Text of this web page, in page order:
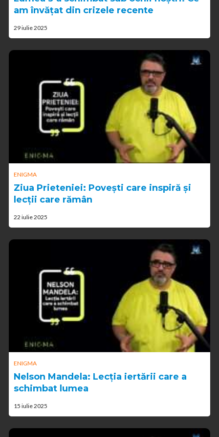
am învățat din crizele recente
29 iulie 2025
ENIGMA
Ziua Prieteniei: Povești care inspiră și
lecții care rămân
22 iulie 2025
ENIGMA
Nelson Mandela: Lecția iertării care a
schimbat lumea
15 iulie 2025